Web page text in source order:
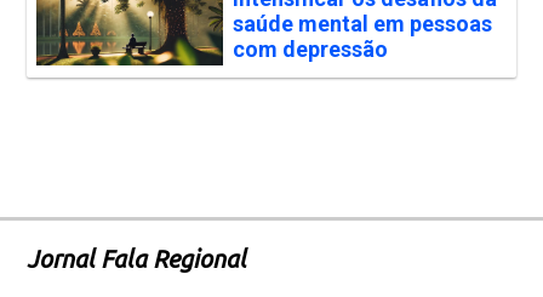
saúde mental em pessoas
com depressão
Jornal Fala Regional